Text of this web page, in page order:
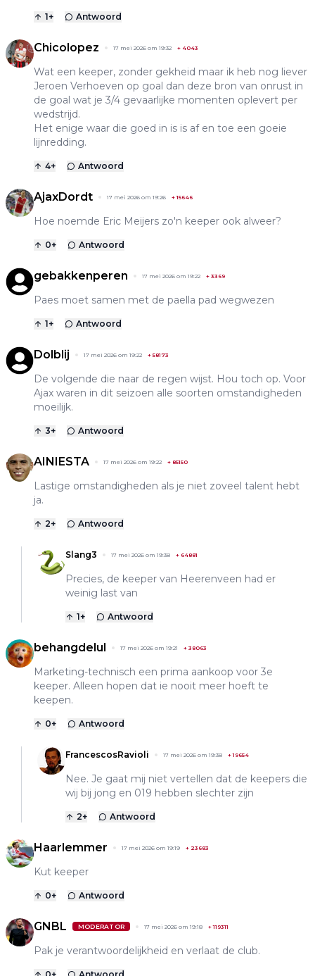
1+ Antwoord
Chicolopez 17 mei 2026 om 19:32 + 4043
Wat een keeper, zonder gekheid maar ik heb nog liever
Jeroen Verhoeven op goal dan deze bron van onrust in
de goal wat je 3/4 gevaarlijke momenten oplevert per
wedstrijd.
Het enige waar die goed in is is af en toe een goeie
lijnredding.
4+ Antwoord
AjaxDordt 17 mei 2026 om 19:26 +15646
Hoe noemde Eric Meijers zo'n keeper ook alweer?
0+ Antwoord
gebakkenperen 17 mei 2026 om 19:22 + 3369
Paes moet samen met de paella pad wegwezen
1+ Antwoord
Dolblij 17 mei 2026 om 19:22 + 58173
De volgende die naar de regen wijst. Hou toch op. Voor
Ajax waren in dit seizoen alle soorten omstandigheden
moeilijk.
3+ Antwoord
AINIESTA 17 mei 2026 om 19:22 + 85150
Lastige omstandigheden als je niet zoveel talent hebt
ja.
2+ Antwoord
Slang3 17 mei 2026 om 19:38 + 64881
Precies, de keeper van Heerenveen had er
weinig last van
1+ Antwoord
behangdelul 17 mei 2026 om 19:21 + 38063
Marketing-technisch een prima aankoop voor 3e
keeper. Alleen hopen dat ie nooit meer hoeft te
keepen.
0+ Antwoord
FrancescosRavioli 17 mei 2026 om 19:38 +19654
Nee. Je gaat mij niet vertellen dat de keepers die
wij bij jong en 019 hebben slechter zijn
2+ Antwoord
Haarlemmer 17 mei 2026 om 19:19 + 23683
Kut keeper
0+ Antwoord
GNBL MODERATOR 17 mei 2026 om 19:18 +119311
Pak je verantwoordelijkheid en verlaat de club.